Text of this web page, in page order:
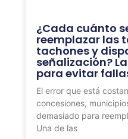
¿Cada cuánto
reemplazar las
tachones y
señalización?
para evitar
El error que está
concesiones,
demasiado para
Una de las